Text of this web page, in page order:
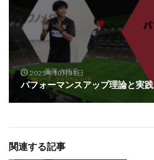
2025年10月31日
パフォーマンスアップ理論と実践
関連する記事